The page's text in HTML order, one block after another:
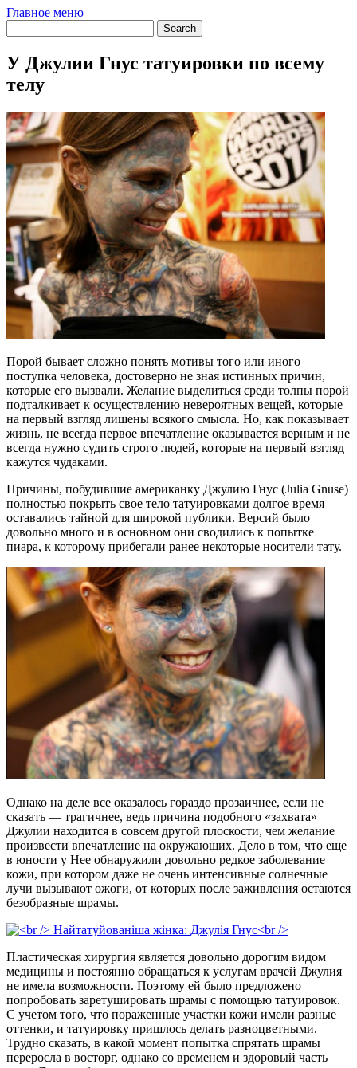
Главное меню
У Джулии Гнус татуировки по всему
телу
Порой бывает сложно понять мотивы того или иного
поступка человека, достоверно не зная истинных причин,
которые его вызвали. Желание выделиться среди толпы порой
подталкивает к осуществлению невероятных вещей, которые
на первый взгляд лишены всякого смысла. Но, как показывает
жизнь, не всегда первое впечатление оказывается верным и не
всегда нужно судить строго людей, которые на первый взгляд
кажутся чудаками.
Причины, побудившие американку Джулию Гнус (Julia Gnuse)
полностью покрыть свое тело татуировками долгое время
оставались тайной для широкой публики. Версий было
довольно много и в основном они сводились к попытке
пиара, к которому прибегали ранее некоторые носители тату.
Однако на деле все оказалось гораздо прозаичнее, если не
сказать — трагичнее, ведь причина подобного «захвата»
Джулии находится в совсем другой плоскости, чем желание
произвести впечатление на окружающих. Дело в том, что еще
в юности у Нее обнаружили довольно редкое заболевание
кожи, при котором даже не очень интенсивные солнечные
лучи вызывают ожоги, от которых после заживления остаются
безобразные шрамы.
Пластическая хирургия является довольно дорогим видом
медицины и постоянно обращаться к услугам врачей Джулия
не имела возможности. Поэтому ей было предложено
попробовать заретушировать шрамы с помощью татуировок.
С учетом того, что пораженные участки кожи имели разные
оттенки, и татуировку пришлось делать разноцветными.
Трудно сказать, в какой момент попытка спрятать шрамы
переросла в восторг, однако со временем и здоровый часть